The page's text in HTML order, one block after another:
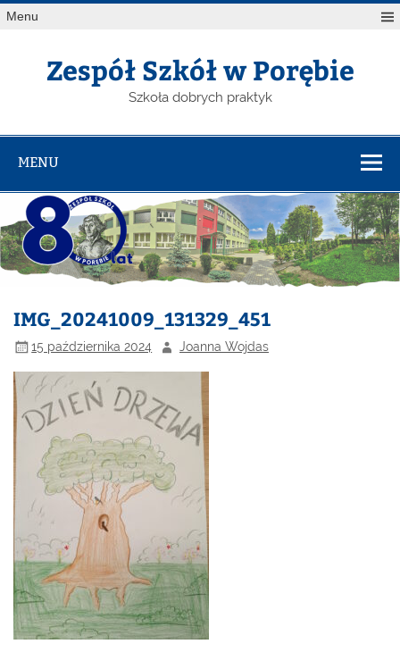
Menu
Zespół Szkół w Porębie
Szkoła dobrych praktyk
MENU
IMG_20241009_131329_451
15 października 2024 Joanna Wojdas